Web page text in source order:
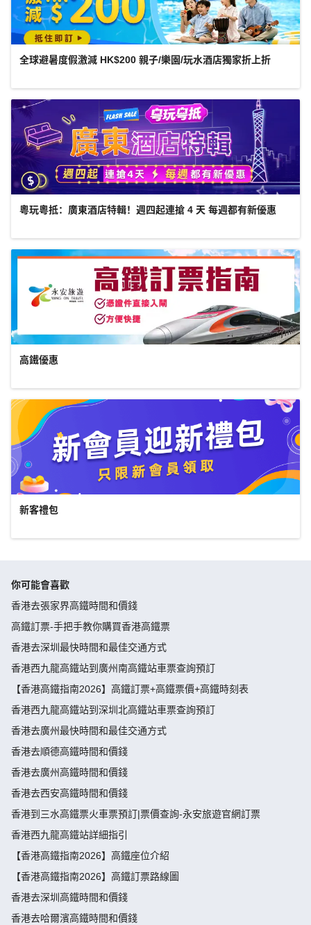
全球避暑度假激減 HK$200 親子/樂園/玩水酒店獨家折上折
粵玩粵抵：廣東酒店特輯！週四起連搶 4 天 每週都有新優惠
高鐵優惠
新客禮包
你可能會喜歡
香港去張家界高鐵時間和價錢
高鐵訂票-手把手教你購買香港高鐵票
香港去深圳最快時間和最佳交通方式
香港西九龍高鐵站到廣州南高鐵站車票查詢預訂
【香港高鐵指南2026】高鐵訂票+高鐵票價+高鐵時刻表
香港西九龍高鐵站到深圳北高鐵站車票查詢預訂
香港去廣州最快時間和最佳交通方式
香港去順德高鐵時間和價錢
香港去廣州高鐵時間和價錢
香港去西安高鐵時間和價錢
香港到三水高鐵票火車票預訂|票價查詢-永安旅遊官網訂票
香港西九龍高鐵站詳細指引
【香港高鐵指南2026】高鐵座位介紹
【香港高鐵指南2026】高鐵訂票路線圖
香港去深圳高鐵時間和價錢
香港去哈爾濱高鐵時間和價錢